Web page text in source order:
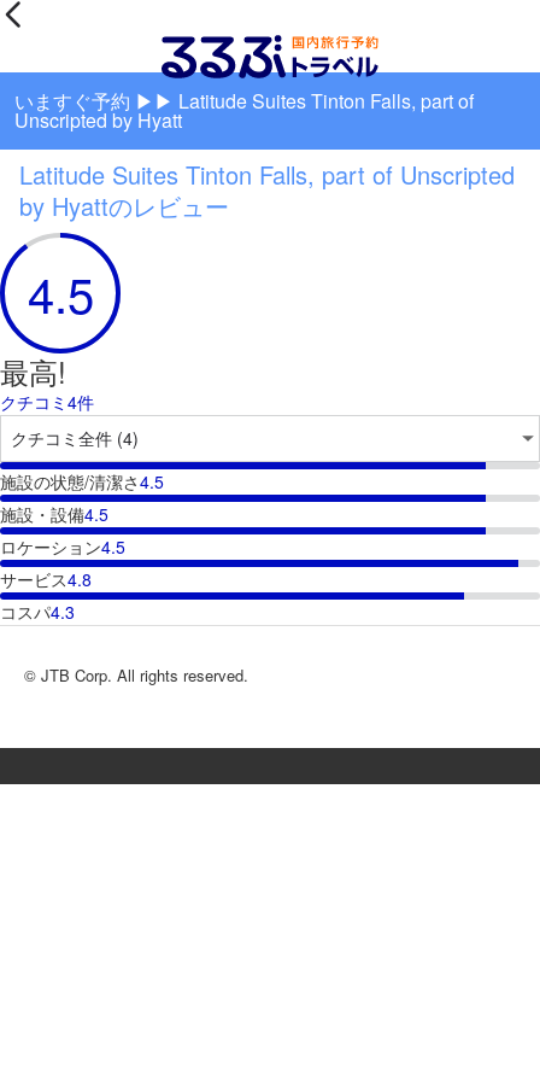
いますぐ予約 ▶▶ Latitude Suites Tinton Falls, part of
Unscripted by Hyatt
Latitude Suites Tinton Falls, part of Unscripted
by Hyattのレビュー
4.5
最高!
クチコミ4件
施設の状態/清潔さ4.5
施設・設備4.5
ロケーション4.5
サービス4.8
コスパ4.3
© JTB Corp. All rights reserved.